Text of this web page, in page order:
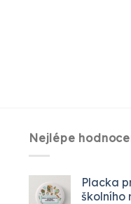
Nejlépe
Placka
školního